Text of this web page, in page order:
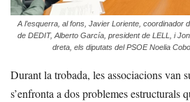
A l’esquerra, al fons, Javier Loriente, coordinador
de DEDIT, Alberto García, president de LELL, i
dreta, els diputats del PSOE Noelia
Durant la trobada, les associacions van
s’enfronta a dos problemes estructurals